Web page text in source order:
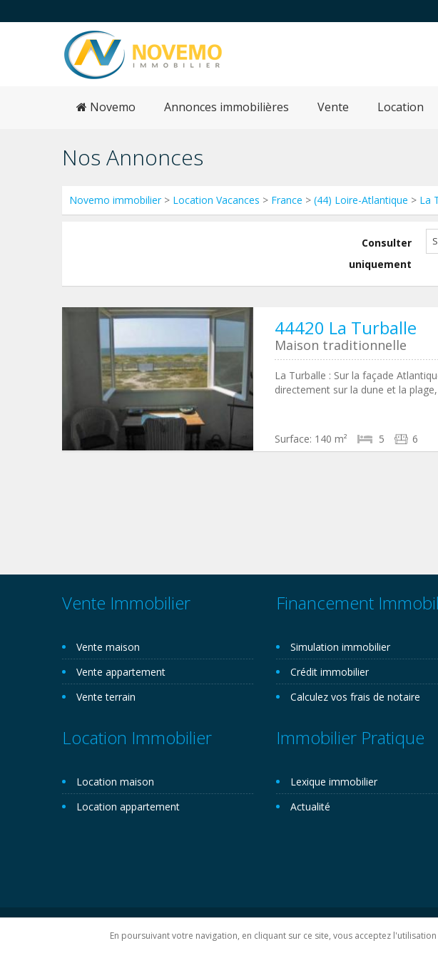
Novemo Annonces immobilières Vente Location
Nos Annonces
Novemo immobilier> Location Vacances > France > (44) Loire-Atlantique > La
Consulter
uniquement
44420 La Turballe
Maison traditionnelle
La Turballe : Sur la façade
directement sur la dune et la
Surface: 140 m² 5 6
Vente Immobilier
Vente maison
Vente appartement
Vente terrain
Location Immobilier
Location maison
Location appartement
Financement
Simulation immobilier
Crédit immobilier
Calculez vos frais de notaire
Immobilier Pratique
Lexique immobilier
Actualité
Copyright 2026©. Novemo.com. Tous droits réservés. Plan du site
En poursuivant votre navigation, en cliquant sur ce site, vous acceptez